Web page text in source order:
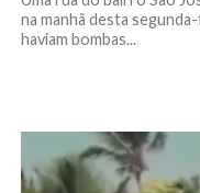
na manhã desta
haviam bombas...